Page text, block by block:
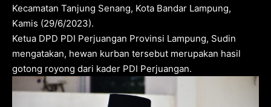
Kecamatan Tanjung Senang, Kota Bandar Lampung,
Kamis (29/6/2023).
Ketua DPD PDI Perjuangan Provinsi Lampung, Sudin
mengatakan, hewan kurban tersebut merupakan hasil
gotong royong dari kader PDI Perjuangan.